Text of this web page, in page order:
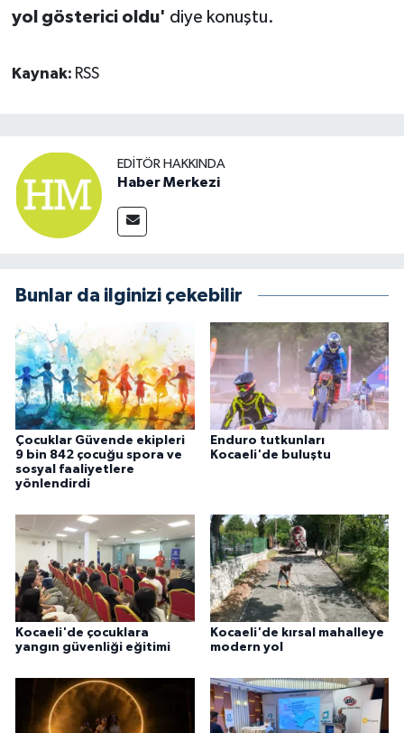
yol gösterici oldu' diye konuştu.
Kaynak: RSS
EDITÖR HAKKINDA
Haber Merkezi
Bunlar da ilginizi çekebilir
Çocuklar Güvende ekipleri
9 bin 842 çocuğu spora ve
sosyal faaliyetlere
yönlendirdi
Enduro tutkunları
Kocaeli'de buluştu
Kocaeli'de çocuklara
yangın güvenliği eğitimi
Kocaeli'de kırsal mahalleye
modern yol